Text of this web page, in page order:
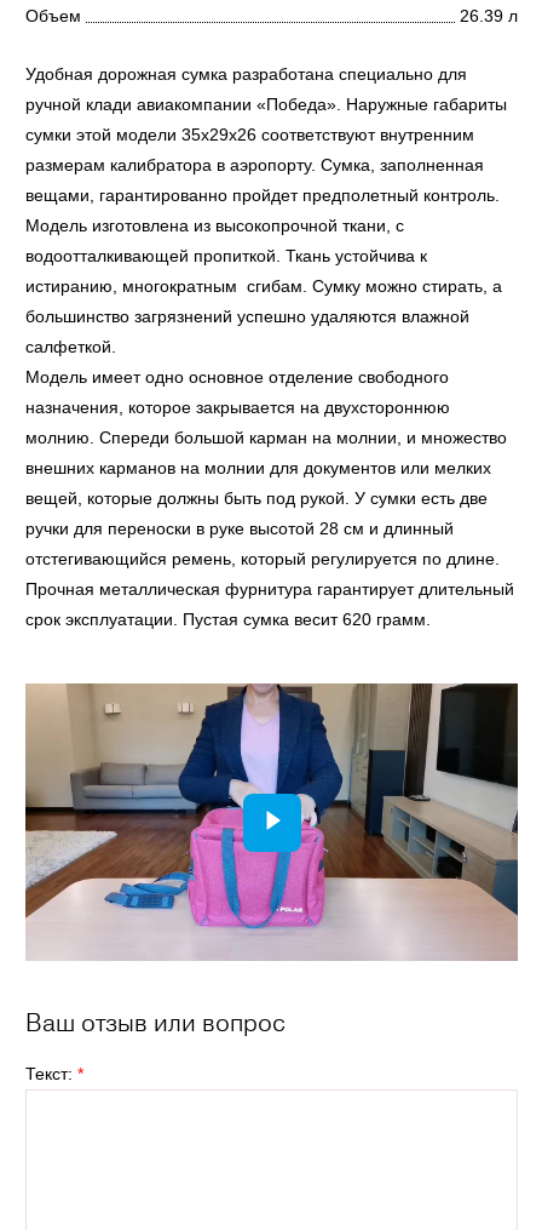
Объем 26.39 л
Удобная дорожная сумка разработана специально для
ручной клади авиакомпании «Победа». Наружные габариты
сумки этой модели 35x29x26 соответствуют внутренним
размерам калибратора в аэропорту. Сумка, заполненная
вещами, гарантированно пройдет предполетный контроль.
Модель изготовлена из высокопрочной ткани, с
водоотталкивающей пропиткой. Ткань устойчива к
истиранию, многократным сгибам. Сумку можно стирать, а
большинство загрязнений успешно удаляются влажной
салфеткой.
Модель имеет одно основное отделение свободного
назначения, которое закрывается на двухстороннюю
молнию. Спереди большой карман на молнии, и множество
внешних карманов на молнии для документов или мелких
вещей, которые должны быть под рукой. У сумки есть две
ручки для переноски в руке высотой 28 см и длинный
отстегивающийся ремень, который регулируется по длине.
Прочная металлическая фурнитура гарантирует длительный
срок эксплуатации. Пустая сумка весит 620 грамм.
Ваш отзыв или вопрос
Текст: *